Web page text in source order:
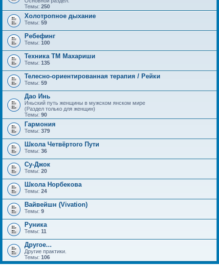
Темы: 250
Холотропное дыхание
Темы: 59
Ребефинг
Темы: 100
Техника ТМ Махариши
Темы: 135
Телесно-ориентированная терапия / Рейки
Темы: 59
Дао Инь
Иньский путь женщины в мужском янском мире
(Раздел только для женщин)
Темы: 90
Гармония
Темы: 379
Школа Четвёртого Пути
Темы: 36
Су-Джок
Темы: 20
Школа Норбекова
Темы: 24
Вайвейшн (Vivation)
Темы: 9
Руника
Темы: 11
Другое...
Другие практики.
Темы: 106